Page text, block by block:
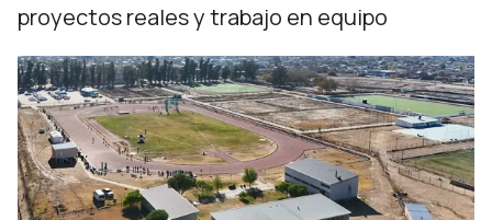
proyectos reales y trabajo en equipo